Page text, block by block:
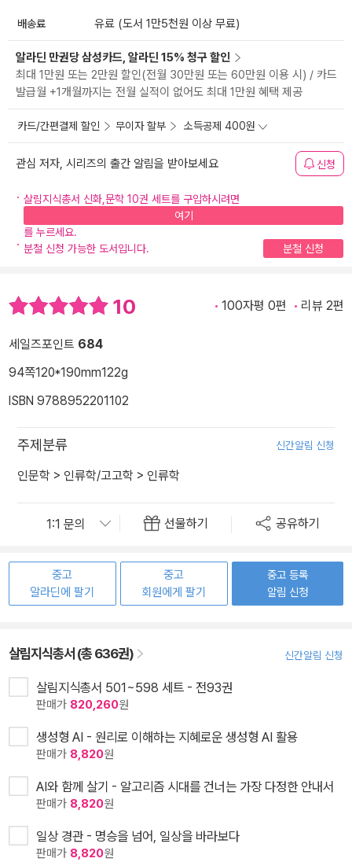
배송료 유료 (도서 1만5천원 이상 무료)
알라딘 만권당 삼성카드, 알라딘 15% 청구 할인
최대 1만원 또는 2만원 할인(전월 30만원 또는 60만원 이용 시) / 카드
발급월 +1개월까지는 전월 실적이 없어도 최대 1만원 혜택 제공
카드/간편결제 할인 무이자 할부 소득공제 400원
관심 저자, 시리즈의 출간 알림을 받아보세요 신청
살림지식총서 신화,문학 10권 세트를 구입하시려면
여기
를 누르세요.
분철 신청 가능한 도서입니다.
분철 신청
10 100자평 0편 리뷰 2편
세일즈포인트 684
94쪽120*190mm122g
ISBN 9788952201102
주제분류 신간알림 신청
인문학 > 인류학/고고학 > 인류학
선물하기 공유하기
중고
알라딘에 팔기
중고
회원에게 팔기
중고 등록
알림 신청
살림지식총서 (총 636권) 신간알림 신청
살림지식총서 501~598 세트 - 전93권
판매가 820,260원
생성형 AI - 원리로 이해하는 지혜로운 생성형 AI 활용
판매가 8,820원
AI와 함께 살기 - 알고리즘 시대를 건너는 가장 다정한 안내서
판매가 8,820원
일상 경관 - 명승을 넘어, 일상을 바라보다
판매가 8,820원